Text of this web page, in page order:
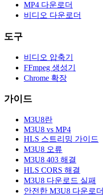
MP4 다운로더
비디오 다운로더
도구
비디오 압축기
FFmpeg 생성기
Chrome 확장
가이드
M3U8란
M3U8 vs MP4
HLS 스트리밍 가이드
M3U8 오류
M3U8 403 해결
HLS CORS 해결
M3U8 다운로드 실패
안전한 M3U8 다운로더